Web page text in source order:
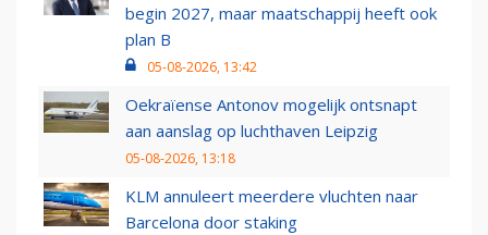
begin 2027, maar maatschappij heeft ook
plan B
05-08-2026, 13:42
Oekraïense Antonov mogelijk ontsnapt
aan aanslag op luchthaven Leipzig
05-08-2026, 13:18
KLM annuleert meerdere vluchten naar
Barcelona door staking